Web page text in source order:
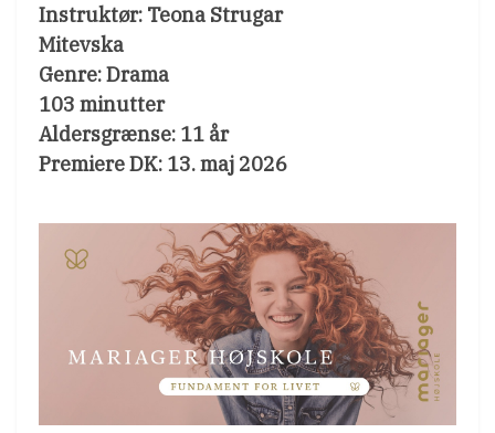
Instruktør: Teona Strugar
Mitevska
Genre: Drama
103 minutter
Aldersgrænse: 11 år
Premiere DK: 13. maj 2026